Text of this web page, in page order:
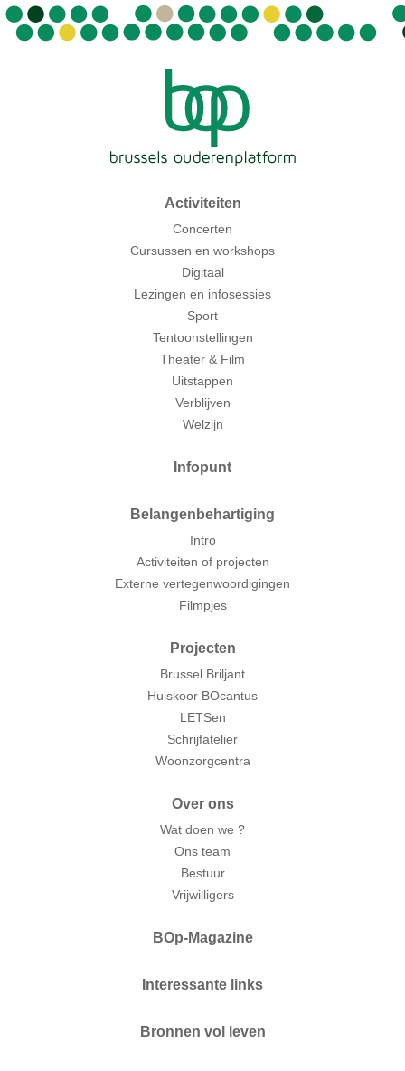
Activiteiten
Concerten
Cursussen en workshops
Digitaal
Lezingen en infosessies
Sport
Tentoonstellingen
Theater & Film
Uitstappen
Verblijven
Welzijn
Infopunt
Belangenbehartiging
Intro
Activiteiten of projecten
Externe vertegenwoordigingen
Filmpjes
Projecten
Brussel Briljant
Huiskoor BOcantus
LETSen
Schrijfatelier
Woonzorgcentra
Over ons
Wat doen we ?
Ons team
Bestuur
Vrijwilligers
BOp-Magazine
Interessante links
Bronnen vol leven